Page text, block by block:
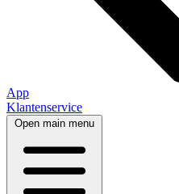
App
Klantenservice
Open main menu